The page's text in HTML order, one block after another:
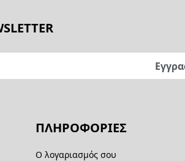
ΠΛΗΡΟΦΟΡΙΕΣ
Ο λογαριασμός σου